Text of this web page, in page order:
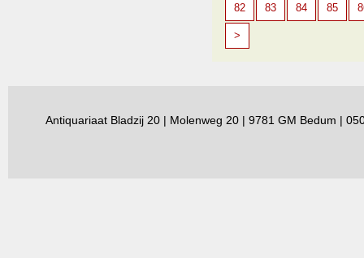
82 83 84 85
>
Antiquariaat Bladzij 20 | Molenweg 20 | 9781 GM Bedum |